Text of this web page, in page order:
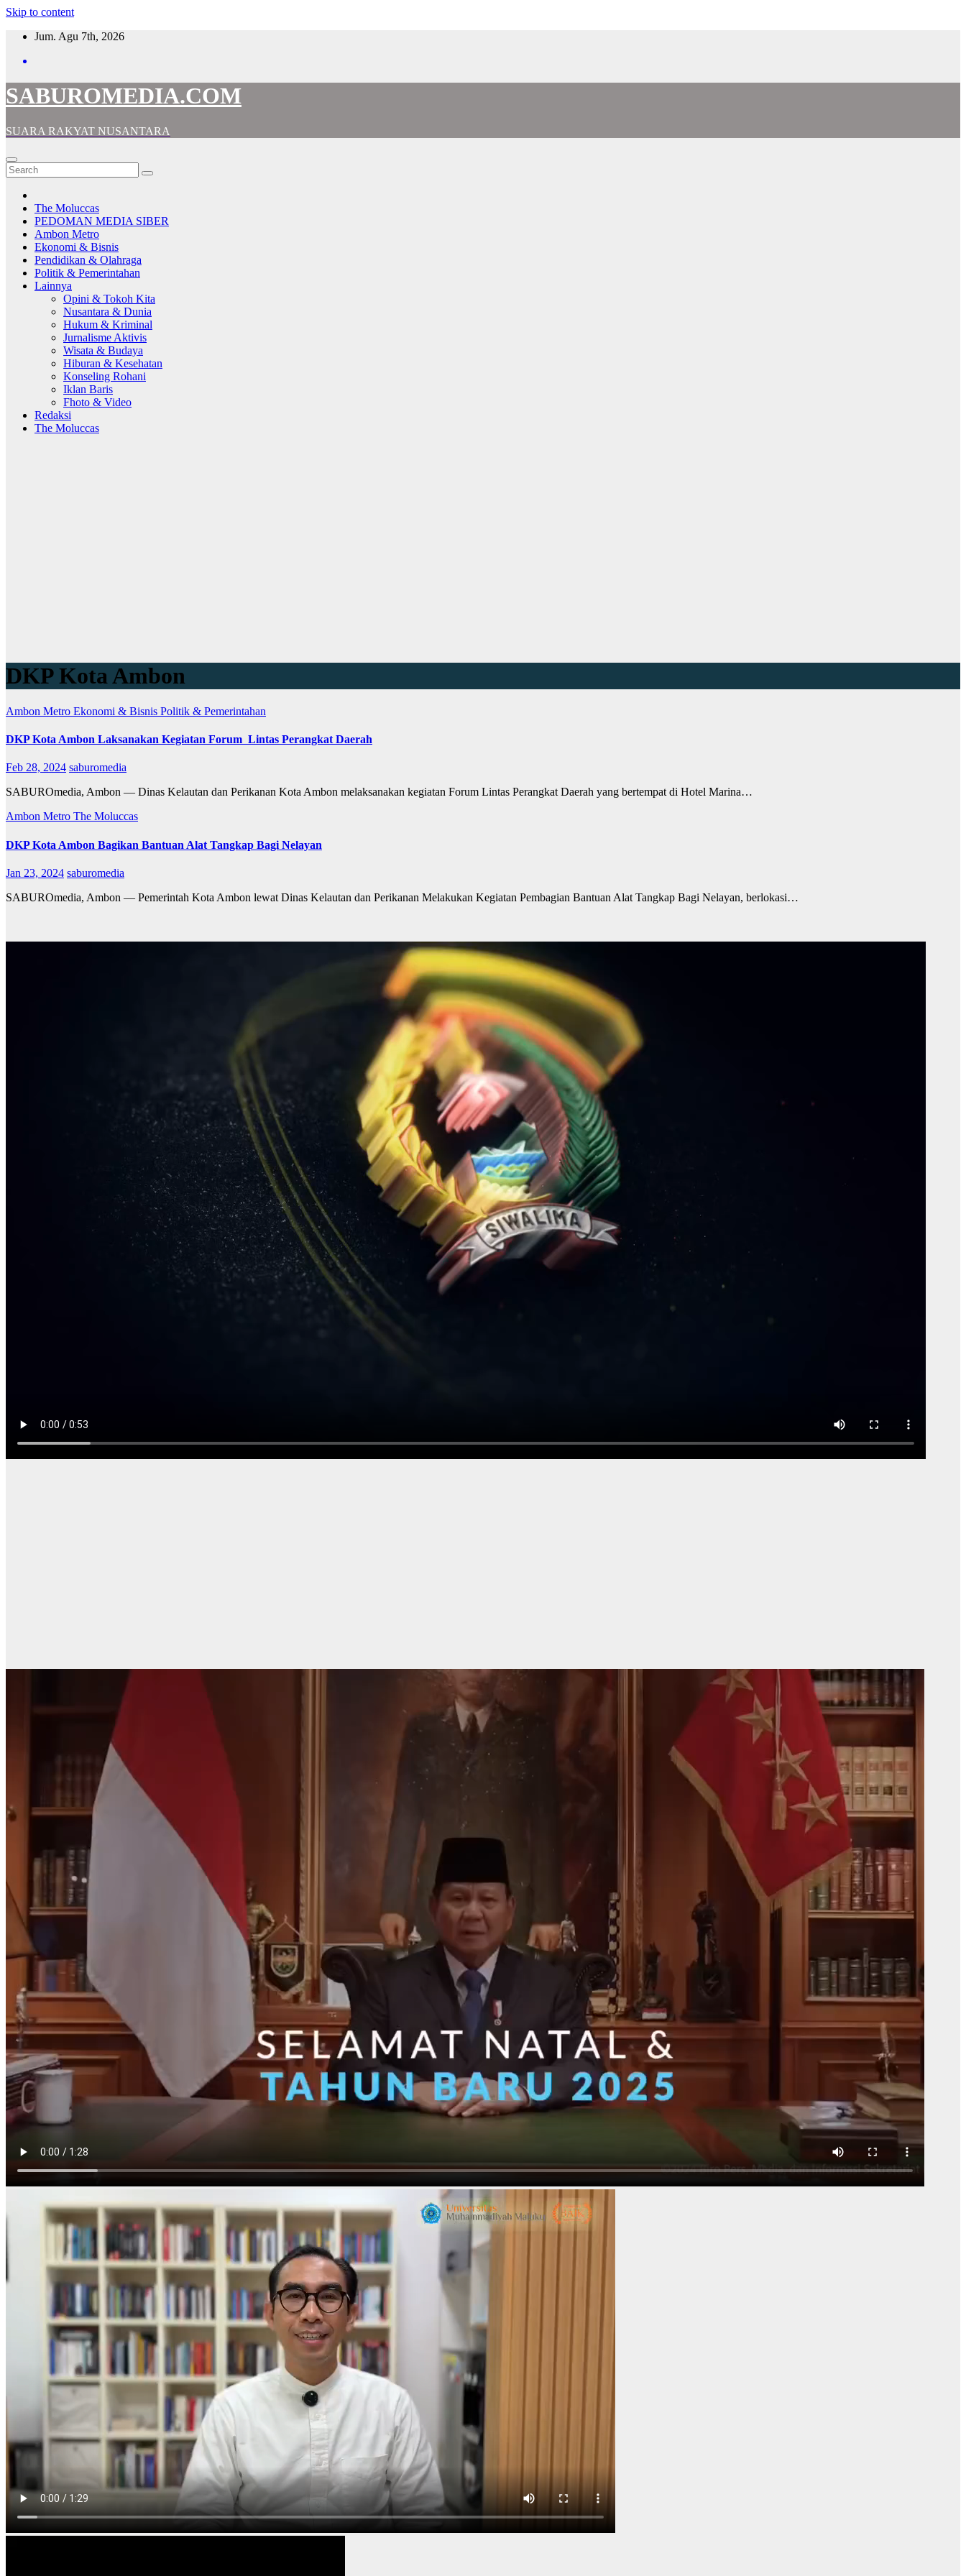
Skip to content
Jum. Agu 7th, 2026
SABUROMEDIA.COM
SUARA RAKYAT NUSANTARA
The Moluccas
PEDOMAN MEDIA SIBER
Ambon Metro
Ekonomi & Bisnis
Pendidikan & Olahraga
Politik & Pemerintahan
Lainnya
Opini & Tokoh Kita
Nusantara & Dunia
Hukum & Kriminal
Jurnalisme Aktivis
Wisata & Budaya
Hiburan & Kesehatan
Konseling Rohani
Iklan Baris
Fhoto & Video
Redaksi
The Moluccas
DKP Kota Ambon
Ambon Metro Ekonomi & Bisnis Politik & Pemerintahan
DKP Kota Ambon Laksanakan Kegiatan Forum Lintas Perangkat Daerah
Feb 28, 2024 saburomedia
SABUROmedia, Ambon — Dinas Kelautan dan Perikanan Kota Ambon melaksanakan kegiatan Forum Lintas Perangkat Daerah yang bertempat di Hotel Marina…
Ambon Metro The Moluccas
DKP Kota Ambon Bagikan Bantuan Alat Tangkap Bagi Nelayan
Jan 23, 2024 saburomedia
SABUROmedia, Ambon — Pemerintah Kota Ambon lewat Dinas Kelautan dan Perikanan Melakukan Kegiatan Pembagian Bantuan Alat Tangkap Bagi Nelayan, berlokasi…